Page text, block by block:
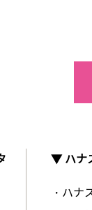
▼ ハナ
・ハナ